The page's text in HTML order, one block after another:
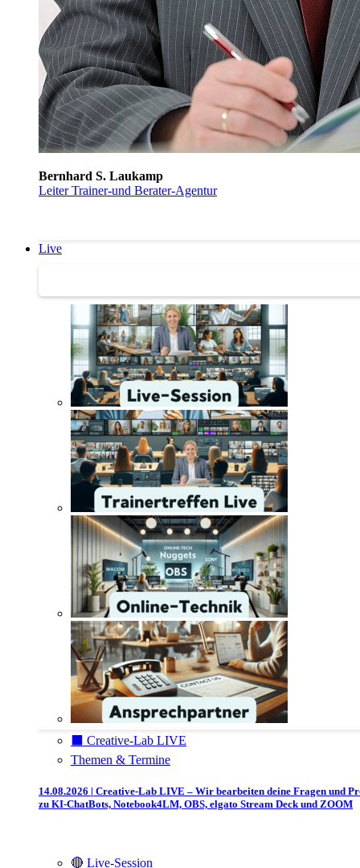
Bernhard S. Laukamp
Leiter Trainer-und Berater-Agentur
Live
⬛️ Creative-Lab LIVE
Themen & Termine
14.08.2026 | Creative-Lab LIVE – Wir bearbeiten deine Fragen und
zu KI-ChatBots, Notebook4LM, OBS, elgato Stream Deck und ZOOM
🔴 Live-Session